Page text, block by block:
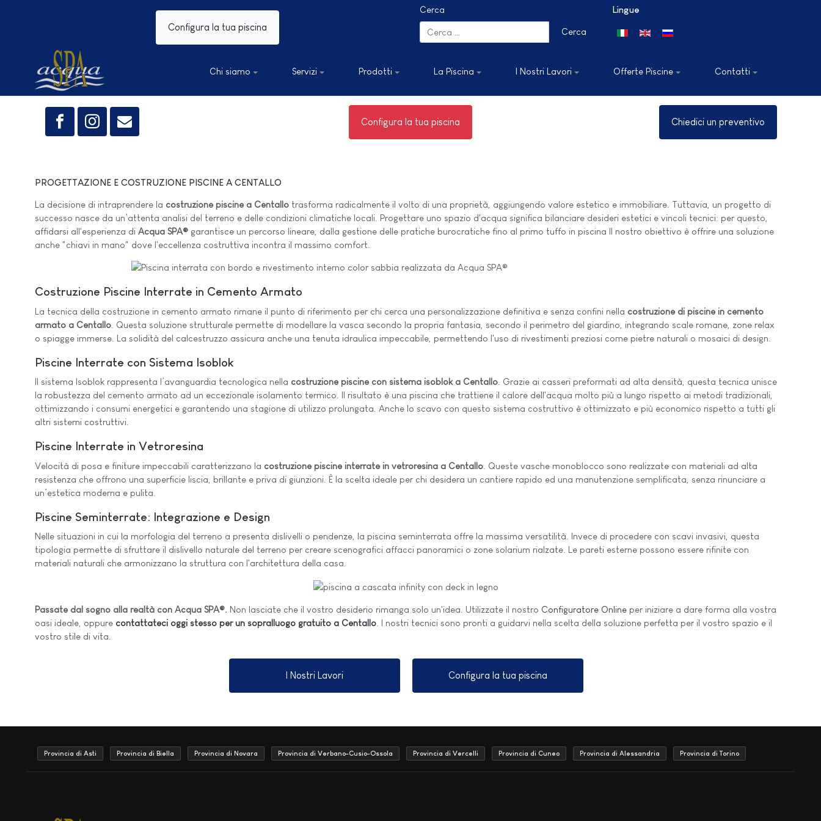
Configura la tua piscina
Cerca
Cerca
Lingue
Seleziona la tua lingua
Chi siamo Servizi Prodotti La Piscina I Nostri Lavori Offerte Piscine Contatti
Configura la tua piscina Chiedici un preventivo
PROGETTAZIONE E COSTRUZIONE PISCINE A CENTALLO
La decisione di intraprendere la costruzione piscine a Centallo trasforma radicalmente il volto di una proprietà, aggiungendo valore estetico e immobiliare. Tuttavia, un progetto di
successo nasce da un’attenta analisi del terreno e delle condizioni climatiche locali. Progettare uno spazio d'acqua significa bilanciare desideri estetici e vincoli tecnici: per questo,
affidarsi all'esperienza di Acqua SPA® garantisce un percorso lineare, dalla gestione delle pratiche burocratiche fino al primo tuffo in piscina Il nostro obiettivo è offrire una soluzione
anche "chiavi in mano" dove l'eccellenza costruttiva incontra il massimo comfort.
Costruzione Piscine Interrate in Cemento Armato
La tecnica della costruzione in cemento armato rimane il punto di riferimento per chi cerca una personalizzazione definitiva e senza confini nella costruzione di piscine in cemento
armato a Centallo . Questa soluzione strutturale permette di modellare la vasca secondo la propria fantasia, secondo il perimetro del giardino, integrando scale romane, zone relax
o spiagge immerse. La solidità del calcestruzzo assicura anche una tenuta idraulica impeccabile, permettendo l'uso di rivestimenti preziosi come pietre naturali o mosaici di design.
Piscine Interrate con Sistema Isoblok
Il sistema Isoblok rappresenta l’avanguardia tecnologica nella costruzione piscine con sistema isoblok a Centallo . Grazie ai casseri preformati ad alta densità, questa tecnica unisce
la robustezza del cemento armato ad un eccezionale isolamento termico. Il risultato è una piscina che trattiene il calore dell'acqua molto più a lungo rispetto ai metodi tradizionali,
ottimizzando i consumi energetici e garantendo una stagione di utilizzo prolungata. Anche lo scavo con questo sistema costruttivo è ottimizzato e più economico rispetto a tutti gli
altri sistemi costruttivi.
Piscine Interrate in Vetroresina
Velocità di posa e finiture impeccabili caratterizzano la costruzione piscine interrate in vetroresina a Centallo . Queste vasche monoblocco sono realizzate con materiali ad alta
resistenza che offrono una superficie liscia, brillante e priva di giunzioni. È la scelta ideale per chi desidera un cantiere rapido ed una manutenzione semplificata, senza rinunciare a
un’estetica moderna e pulita.
Piscine Seminterrate: Integrazione e Design
Nelle situazioni in cui la morfologia del terreno a presenta dislivelli o pendenze, la piscina seminterrata offre la massima versatilità. Invece di procedere con scavi invasivi, questa
tipologia permette di sfruttare il dislivello naturale del terreno per creare scenografici affacci panoramici o zone solarium rialzate. Le pareti esterne possono essere rifinite con
materiali naturali che armonizzano la struttura con l'architettura della casa.
Passate dal sogno alla realtà con Acqua SPA®. Non lasciate che il vostro desiderio rimanga solo un'idea. Utilizzate il nostro Configuratore Online per iniziare a dare forma alla vostra
oasi ideale, oppure contattateci oggi stesso per un sopralluogo gratuito a Centallo . I nostri tecnici sono pronti a guidarvi nella scelta della soluzione perfetta per il vostro spazio e il
vostro stile di vita.
I Nostri Lavori Configura la tua piscina
Provincia di Asti Provincia di Biella Provincia di Novara Provincia di Verbano-Cusio-Ossola Provincia di Vercelli Provincia di Cuneo Provincia di Alessandria Provincia di Torino